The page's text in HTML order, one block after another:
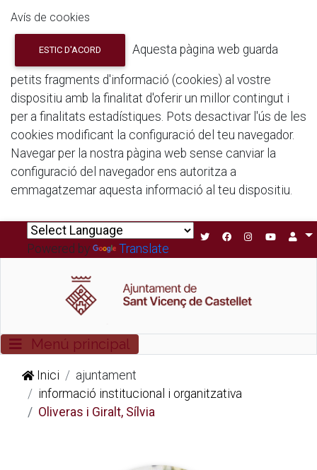
Avís de cookies
ESTIC D'ACORD Aquesta pàgina web guarda
petits fragments d'informació (cookies) al vostre
dispositiu amb la finalitat d'oferir un millor contingut i
per a finalitats estadístiques. Pots desactivar l'ús de les
cookies modificant la configuració del teu navegador.
Navegar per la nostra pàgina web sense canviar la
configuració del navegador ens autoritza a
emmagatzemar aquesta informació al teu dispositiu.
Powered by Translate
Commutador de navegació
Menú principal
Inici
ajuntament
informació institucional i organitzativa
Oliveras i Giralt, Sílvia